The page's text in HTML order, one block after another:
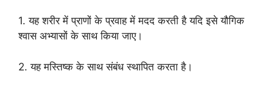
1. यह शरीर में प्राणों के प्रवाह में मदद करती है यदि इसे यौगिक
श्वास अभ्यासों के साथ किया जाए।
2. यह मस्तिष्क के साथ संबंध स्थापित करता है।